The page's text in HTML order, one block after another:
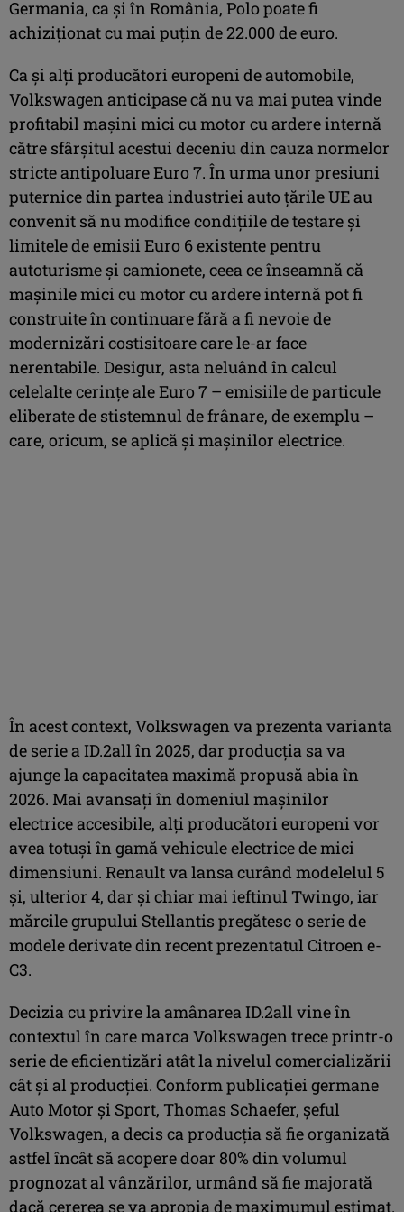
Germania, ca și în România, Polo poate fi
achiziționat cu mai puțin de 22.000 de euro.
Ca și alți producători europeni de automobile,
Volkswagen anticipase că nu va mai putea vinde
profitabil mașini mici cu motor cu ardere internă
către sfârșitul acestui deceniu din cauza normelor
stricte antipoluare Euro 7. În urma unor presiuni
puternice din partea industriei auto țările UE au
convenit să nu modifice condițiile de testare și
limitele de emisii Euro 6 existente pentru
autoturisme și camionete, ceea ce înseamnă că
mașinile mici cu motor cu ardere internă pot fi
construite în continuare fără a fi nevoie de
modernizări costisitoare care le-ar face
nerentabile. Desigur, asta neluând în calcul
celelalte cerințe ale Euro 7 – emisiile de particule
eliberate de stistemnul de frânare, de exemplu –
care, oricum, se aplică și mașinilor electrice.
În acest context, Volkswagen va prezenta varianta
de serie a ID.2all în 2025, dar producția sa va
ajunge la capacitatea maximă propusă abia în
2026. Mai avansați în domeniul mașinilor
electrice accesibile, alți producători europeni vor
avea totuși în gamă vehicule electrice de mici
dimensiuni. Renault va lansa curând modelelul 5
și, ulterior 4, dar și chiar mai ieftinul Twingo, iar
mărcile grupului Stellantis pregătesc o serie de
modele derivate din recent prezentatul Citroen e-
C3.
Decizia cu privire la amânarea ID.2all vine în
contextul în care marca Volkswagen trece printr-o
serie de eficientizări atât la nivelul comercializării
cât și al producției. Conform publicației germane
Auto Motor și Sport, Thomas Schaefer, șeful
Volkswagen, a decis ca producția să fie organizată
astfel încât să acopere doar 80% din volumul
prognozat al vânzărilor, urmând să fie majorată
dacă cererea se va apropia de maximumul estimat.